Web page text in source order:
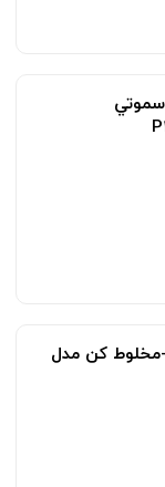
مخلوط کن مدل